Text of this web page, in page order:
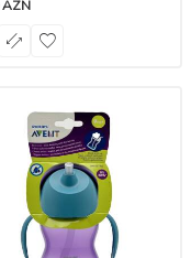
AZN